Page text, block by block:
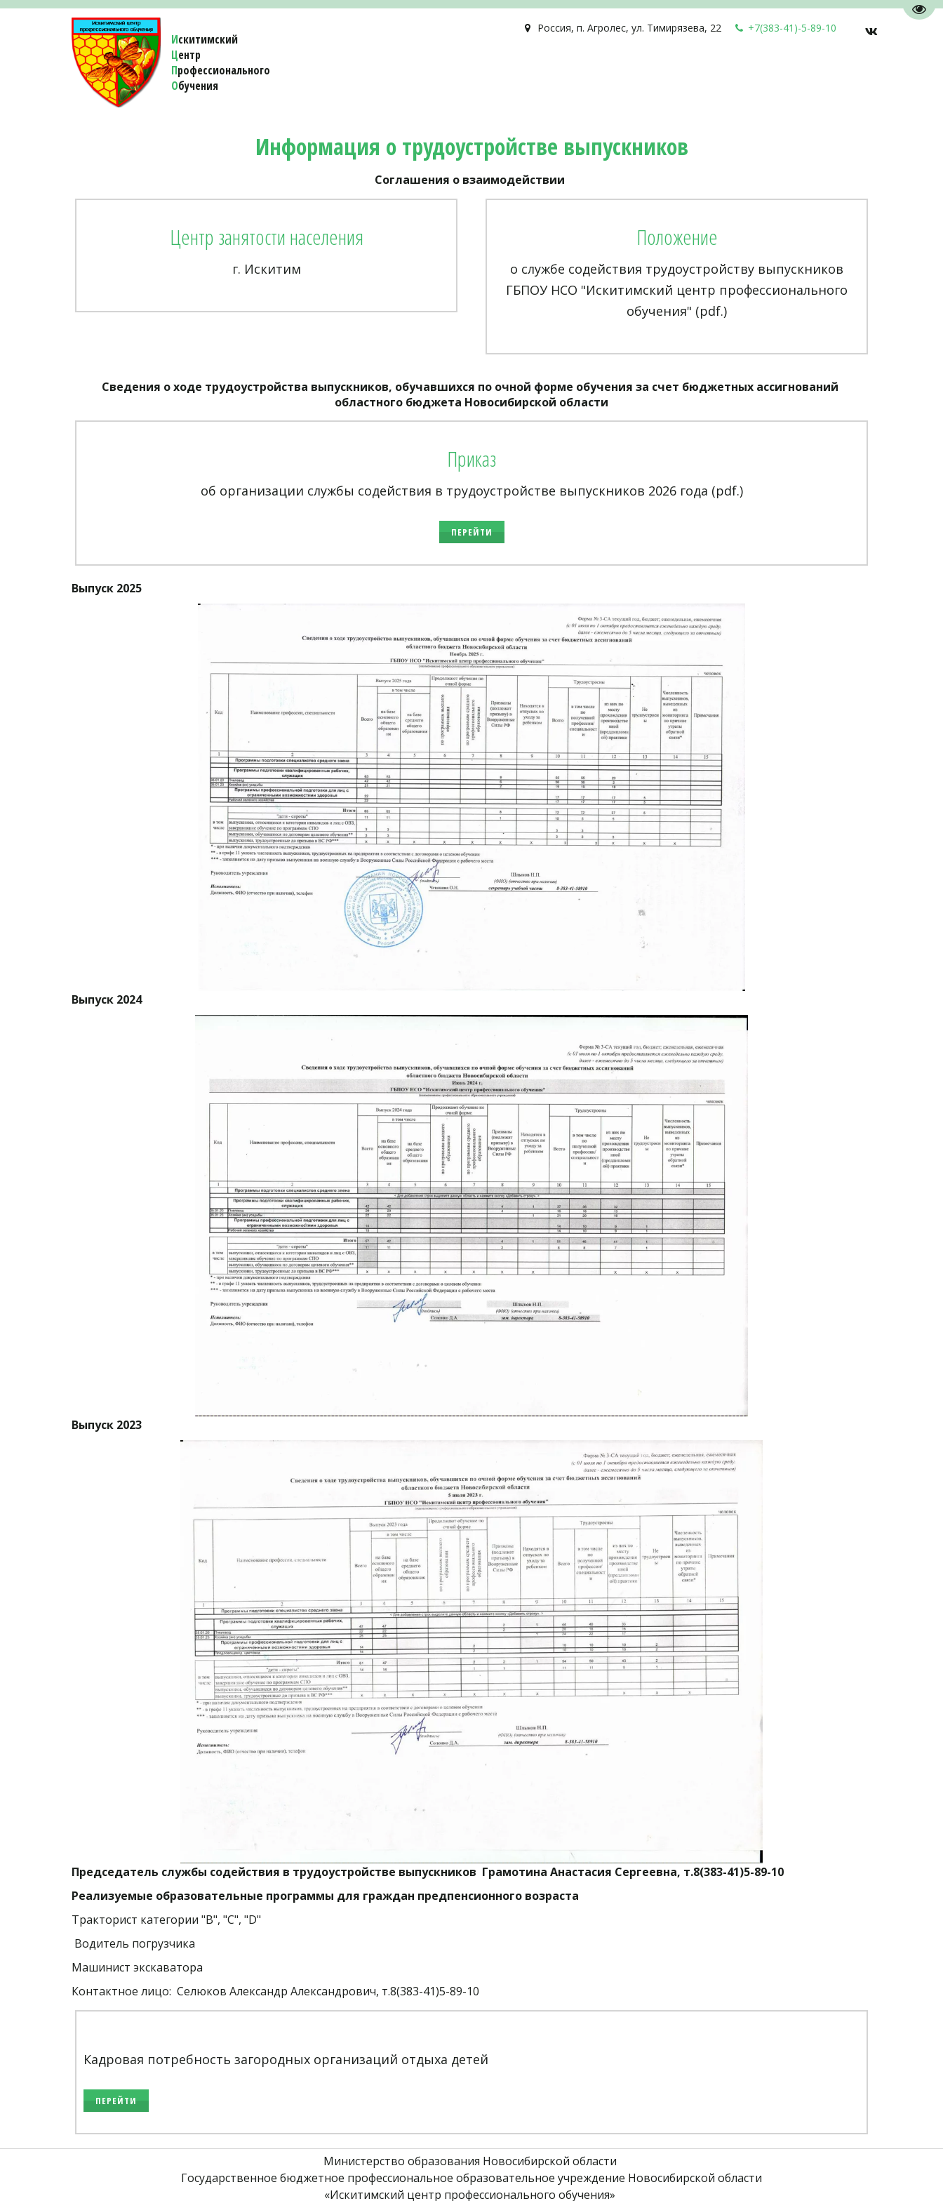
Искитимский
Центр
Профессионального
Обучения
+7(383-41)-5-89-10
Россия, п. Агролес, ул. Тимирязева, 22
Информация о трудоустройстве выпускников
Соглашения о взаимодействии
Центр занятости населения
г. Искитим
Положение
о службе содействия трудоустройству выпускников
ГБПОУ НСО "Искитимский центр профессионального
обучения" (pdf.)
Сведения о ходе трудоустройства выпускников, обучавшихся по очной форме обучения за счет бюджетных ассигнований
областного бюджета Новосибирской области
Приказ
об организации службы содействия в трудоустройстве выпускников 2026 года (pdf.)
ПЕРЕЙТИ
Выпуск 2025
Выпуск 2024
Выпуск 2023
Председатель службы содействия в трудоустройстве выпускников  Грамотина Анастасия Сергеевна, т.8(383-41)5-89-10
Реализуемые образовательные программы для граждан предпенсионного возраста
Тракторист категории "В", "С", "D"
Водитель погрузчика
Машинист экскаватора
Контактное лицо:  Селюков Александр Александрович, т.8(383-41)5-89-10
Кадровая потребность загородных организаций отдыха детей
ПЕРЕЙТИ
Министерство образования Новосибирской области
Государственное бюджетное профессиональное образовательное учреждение Новосибирской области
«Искитимский центр профессионального обучения»